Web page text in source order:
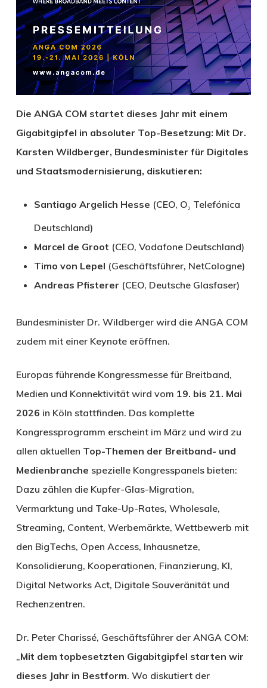
Die ANGA COM startet dieses Jahr mit einem
Gigabitgipfel in absoluter Top-Besetzung: Mit Dr.
Karsten Wildberger, Bundesminister für Digitales
und Staatsmodernisierung, diskutieren:
Santiago Argelich Hesse (CEO, O2 Telefónica
Deutschland)
Marcel de Groot (CEO, Vodafone Deutschland)
Timo von Lepel (Geschäftsführer, NetCologne)
Andreas Pfisterer (CEO, Deutsche Glasfaser)
Bundesminister Dr. Wildberger wird die ANGA COM
zudem mit einer Keynote eröffnen.
Europas führende Kongressmesse für Breitband,
Medien und Konnektivität wird vom 19. bis 21. Mai
2026 in Köln stattfinden. Das komplette
Kongressprogramm erscheint im März und wird zu
allen aktuellen Top-Themen der Breitband- und
Medienbranche spezielle Kongresspanels bieten:
Dazu zählen die Kupfer-Glas-Migration,
Vermarktung und Take-Up-Rates, Wholesale,
Streaming, Content, Werbemärkte, Wettbewerb mit
den BigTechs, Open Access, Inhausnetze,
Konsolidierung, Kooperationen, Finanzierung, KI,
Digital Networks Act, Digitale Souveränität und
Rechenzentren.
Dr. Peter Charissé, Geschäftsführer der ANGA COM:
„Mit dem topbesetzten Gigabitgipfel starten wir
dieses Jahr in Bestform. Wo diskutiert der